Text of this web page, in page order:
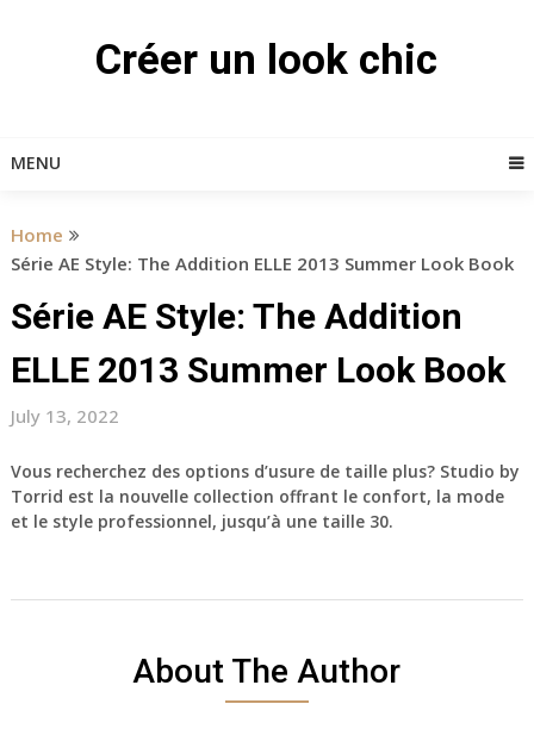
Créer un look chic
MENU
Home
Série AE Style: The Addition ELLE 2013 Summer Look Book
Série AE Style: The Addition
ELLE 2013 Summer Look Book
July 13, 2022
Vous recherchez des options d’usure de taille plus? Studio by
Torrid est la nouvelle collection offrant le confort, la mode
et le style professionnel, jusqu’à une taille 30.
About The Author